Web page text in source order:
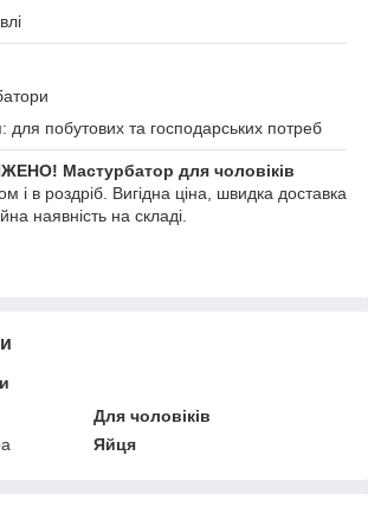
для побутових та господарських потреб
Мастурбатор для чоловіків
і в роздріб. Вигідна ціна, швидка доставка
наявність на складі.
Для чоловіків
Яйця